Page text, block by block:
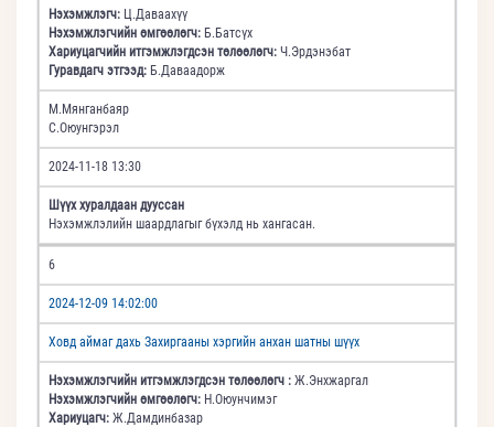
Нэхэмжлэгч: Ц.Даваахүү
Нэхэмжлэгчийн өмгөөлөгч: Б.Батсүх
Хариуцагчийн итгэмжлэгдсэн төлөөлөгч: Ч.Эрдэнэбат
Гуравдагч этгээд: Б.Даваадорж
М.Мянганбаяр
С.Оюунгэрэл
2024-11-18 13:30
Шүүх хуралдаан дууссан
Нэхэмжлэлийн шаардлагыг бүхэлд нь хангасан.
6
2024-12-09 14:02:00
Ховд аймаг дахь Захиргааны хэргийн анхан шатны шүүх
Нэхэмжлэгчийн итгэмжлэгдсэн төлөөлөгч : Ж.Энхжаргал
Нэхэмжлэгчийн өмгөөлөгч: Н.Оюунчимэг
Хариуцагч: Ж.Дамдинбазар